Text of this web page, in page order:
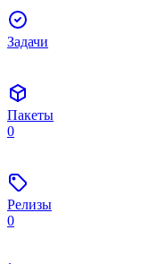
Задачи
Пакеты
0
Релизы
0